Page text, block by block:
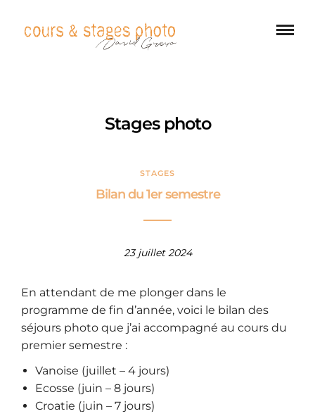
Stages photo
STAGES
Bilan du 1er semestre
23 juillet 2024
En attendant de me plonger dans le
programme de fin d’année, voici le bilan des
séjours photo que j’ai accompagné au cours du
premier semestre :
Vanoise (juillet – 4 jours)
Ecosse (juin – 8 jours)
Croatie (juin – 7 jours)